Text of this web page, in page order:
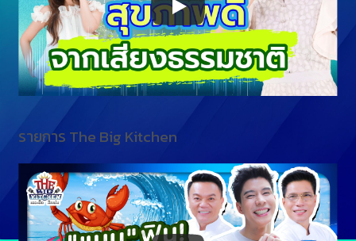
รายการ The Big Kitchen